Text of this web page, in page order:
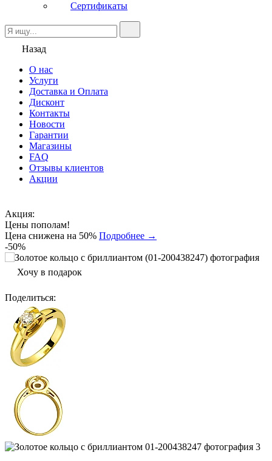
Сертификаты
Назад
О нас
Услуги
Доставка и Оплата
Дисконт
Контакты
Новости
Гарантии
Магазины
FAQ
Отзывы клиентов
Акции
Акция:
Цены пополам!
Цена снижена на 50% Подробнее →
-50%
Хочу в подарок
Поделиться: